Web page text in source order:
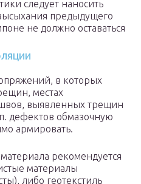
следует наносить
предыдущего
не должно оставаться
в которых
местах
выявленных трещин
дефектов обмазочную
армировать.
рекомендуется
материалы
либо геотекстиль